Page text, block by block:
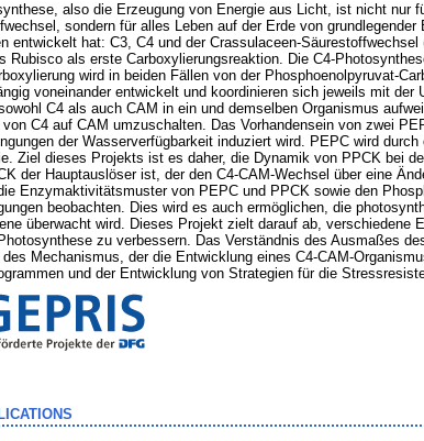
also die Erzeugung von Energie aus Licht, ist nicht
sondern für alles Leben auf der Erde von
entwickelt hat: C3, C4 und der Crassulaceen-
Rubisco als erste Carboxylierungsreaktion. Die C4-
wird in beiden Fällen von der Phosphoenolpyruvat-
voneinander entwickelt und koordinieren sich jeweils mit
C4 als auch CAM in ein und demselben Organismus
C4 auf CAM umzuschalten. Das Vorhandensein von zwei
der Wasserverfügbarkeit induziert wird. PEPC wird
Ziel dieses Projekts ist es daher, die Dynamik von PPCK bei
der Hauptauslöser ist, der den C4-CAM-Wechsel über eine
Enzymaktivitätsmuster von PEPC und PPCK sowie den
beobachten. Dies wird es auch ermöglichen, die
überwacht wird. Dieses Projekt zielt darauf ab,
zu verbessern. Das Verständnis des Ausmaßes
Mechanismus, der die Entwicklung eines C4-CAM-
und der Entwicklung von Strategien für die